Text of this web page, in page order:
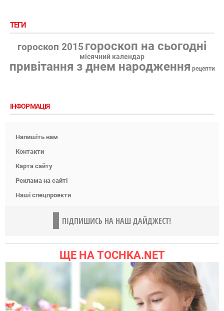
ТЕГИ
гороскоп 2015 гороскоп на сьогодні
місячний календар
привітання з днем народження рецепти
ІНФОРМАЦІЯ
Напишіть нам
Контакти
Карта сайту
Реклама на сайті
Наші спецпроекти
ПІДПИШИСЬ НА НАШ ДАЙДЖЕСТ!
ЩЕ НА TOCHKA.NET